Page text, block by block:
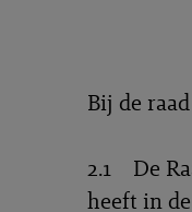
Bij de
2.1 De
heeft in